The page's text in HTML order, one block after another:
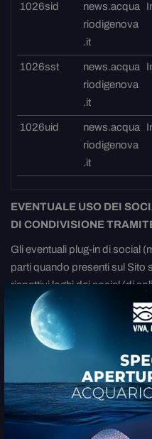
1026sid
news.acqua
riodigenova
.it
1026sst
news.acqua
riodigenova
.it
1026uid
news.acqua
riodigenova
.it
EVENTUALE USO DEI
DI CONDIVISIONE
Gli eventuali plug-in di social
parti quando presenti sul Sito
rispettivi loghi dei social (di
e Twitter) posizionati in
contengono link diretti alle
l’incorporamento del plug-in,
provider (social) le
contenuti che l’utente ha
contenuti del plug-in e la
provider (social) non
Cliccando sul logo sopra